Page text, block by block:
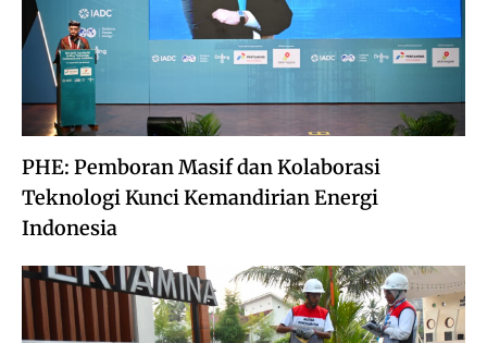
PHE: Pemboran Masif dan Kolaborasi
Teknologi Kunci Kemandirian Energi
Indonesia